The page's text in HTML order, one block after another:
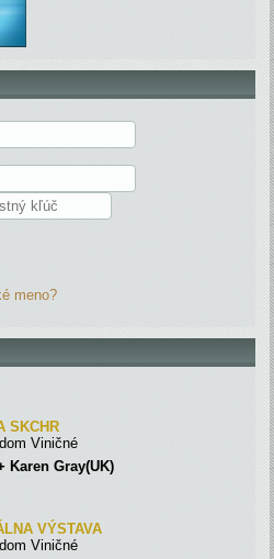
meno?
SKCH R
Viničné
Karen Gray(UK)
VÝSTAVA
Viničné